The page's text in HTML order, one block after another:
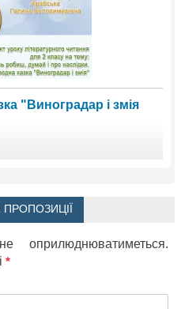
"Виноградар і змія
ПРОПОЗИЦІЇ
*